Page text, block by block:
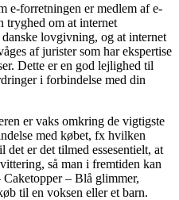
e-forretningen er medlem af e-
tryghed om at internet
lovgivning, og at internet
af jurister som har ekspertise
Dette er en god lejlighed til
i forbindelse med din
er vaks omkring de vigtigste
med købet, fx hvilken
er det tilmed essesentielt, at
så man i fremtiden kan
– Blå glimmer,
til en voksen eller et barn.